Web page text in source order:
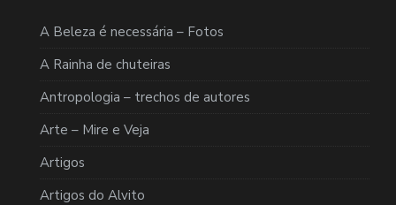
A Beleza é necessária – Fotos
A Rainha de chuteiras
Antropologia – trechos de autores
Arte – Mire e Veja
Artigos
Artigos do Alvito